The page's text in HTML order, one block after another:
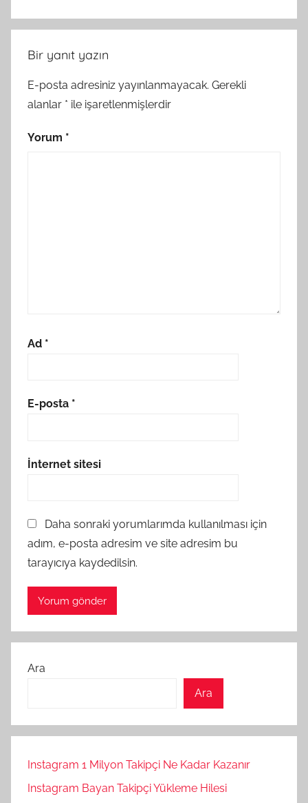
Bir yanıt yazın
E-posta adresiniz yayınlanmayacak. Gerekli
alanlar * ile işaretlenmişlerdir
Yorum *
Ad *
E-posta *
İnternet sitesi
Daha sonraki yorumlarımda kullanılması için
adım, e-posta adresim ve site adresim bu
tarayıcıya kaydedilsin.
Ara
Ara
Instagram 1 Milyon Takipçi Ne Kadar Kazanır
Instagram Bayan Takipçi Yükleme Hilesi